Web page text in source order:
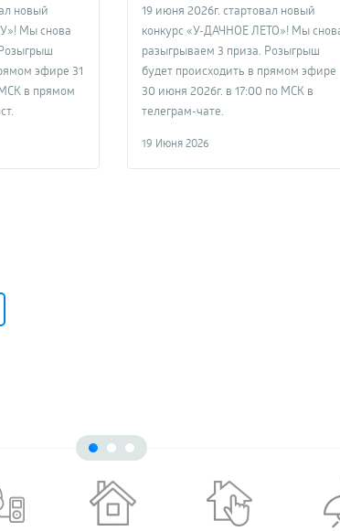
новый
Мы снова
эфире 31
в прямом
19 июня 2026г. стартовал новый
конкурс «У-ДАЧНОЕ ЛЕТО»! Мы
разыгрываем 3 приза. Розыгрыш
будет происходить в прямом эфире
30 июня 2026г. в 17:00 по МСК в
телеграм-чате.
19 Июня 2026